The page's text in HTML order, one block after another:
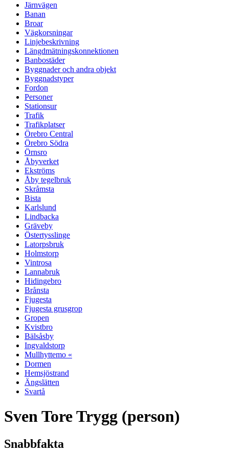
Järnvägen
Banan
Broar
Vägkorsningar
Linjebeskrivning
Längdmätningskonnektionen
Banbostäder
Byggnader och andra objekt
Byggnadstyper
Fordon
Personer
Stationsur
Trafik
Trafikplatser
Örebro Central
Örebro Södra
Örnsro
Åbyverket
Ekströms
Åby tegelbruk
Skråmsta
Bista
Karlslund
Lindbacka
Gräveby
Östertysslinge
Latorpsbruk
Holmstorp
Vintrosa
Lannabruk
Hidingebro
Brånsta
Fjugesta
Fjugesta grusgrop
Gropen
Kvistbro
Bälsåsby
Ingvaldstorp
Mullhyttemo «
Dormen
Hemsjöstrand
Ängslätten
Svartå
Sven Tore Trygg (person)
Snabbfakta